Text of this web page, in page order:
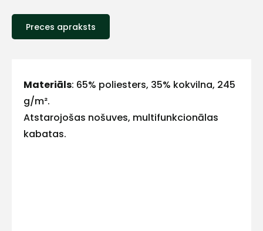
Preces apraksts
Materiāls: 65% poliesters, 35% kokvilna, 245
g/m².
Atstarojošas nošuves, multifunkcionālas
kabatas.
E-pasts